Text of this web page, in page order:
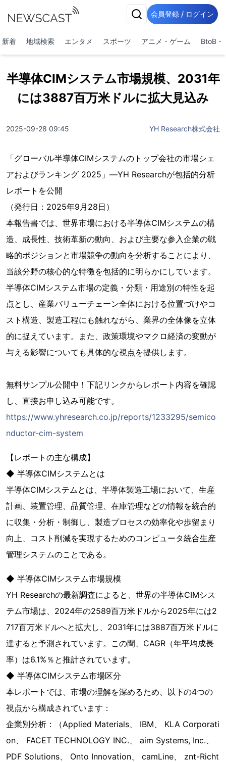
会員登録 / ログイン
新着 地域検索 エンタメ スポーツ アニメ・ゲーム BtoB・
半導体CIMシステム市場規模、2031年
には3887百万米ドルに拡大見込み
2025-09-28 09:45 YH Research株式会社
「グローバル半導体CIMシステムのトップ会社の市場シェ
アおよびランキング 2025」—YH Researchが包括的分析
レポートを公開
（発行日：2025年9月28日）
本報告書では、世界市場における半導体CIMシステムの構
造、成長性、技術革新の動向、および主要な参入企業の戦
略的ポジションと市場競争の動向を分析することにより、
当該分野の核心的な特徴を包括的に明らかにしています。
半導体CIMシステム市場の定義・分類・用途別の特性を起
点とし、産業バリューチェーン全体における位置づけやコ
スト構造、製造工程にも触れながら、業界の全体像を立体
的に捉えています。また、政策環境やマクロ経済の変動が
与える影響についても具体的な視点を提供します。
無料サンプル公開中！下記リンクからレポート内容を確認
し、直接お申し込み可能です。
https://www.yhresearch.co.jp/reports/1233295/semico
nductor-cim-system
【レポートの主な構成】
◆ 半導体CIMシステムとは
半導体CIMシステムとは、半導体製造工場において、生産
計画、装置管理、品質管理、在庫管理などの情報を統合的
に収集・分析・制御し、製造プロセスの効率化や歩留まり
向上、コスト削減を実現するためのコンピュータ統合生産
管理システムのことである。
◆ 半導体CIMシステム市場規模
YH Researchの最新調査によると、世界の半導体CIMシス
テム市場は、2024年の2589百万米ドルから2025年には2
717百万米ドルへと拡大し、2031年には3887百万米ドルに
達すると予測されています。この間、CAGR（年平均成長
率）は6.1%％と推計されています。
◆ 半導体CIMシステム市場区分
本レポートでは、市場の理解を深めるため、以下の4つの
視点から構成されています：
企業別分析：（Applied Materials、 IBM、 KLA Corporati
on、 FACET TECHNOLOGY INC.、 aim Systems, Inc.、
PDF Solutions、 Onto Innovation、 camLine、 znt-Richt